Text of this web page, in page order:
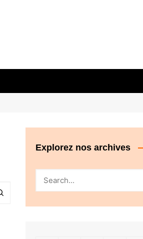
Explorez nos archives